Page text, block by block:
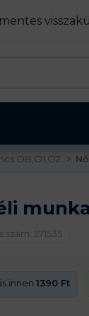
OB,O1,O2
szám: 271535
innen 1390 Ft